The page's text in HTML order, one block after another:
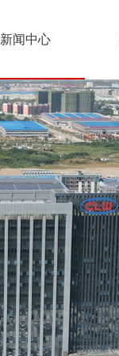
新闻中心